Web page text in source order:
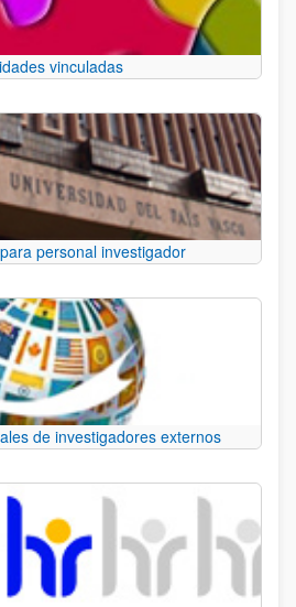
vinculadas
personal investigador
de investigadores externos